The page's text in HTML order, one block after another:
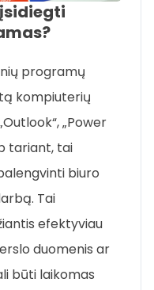
programų
kompiuterių
„Power
tariant, tai
biuro
Tai
efektyviau
duomenis ar
būti laikomas